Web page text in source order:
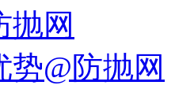
抛网
@防抛网